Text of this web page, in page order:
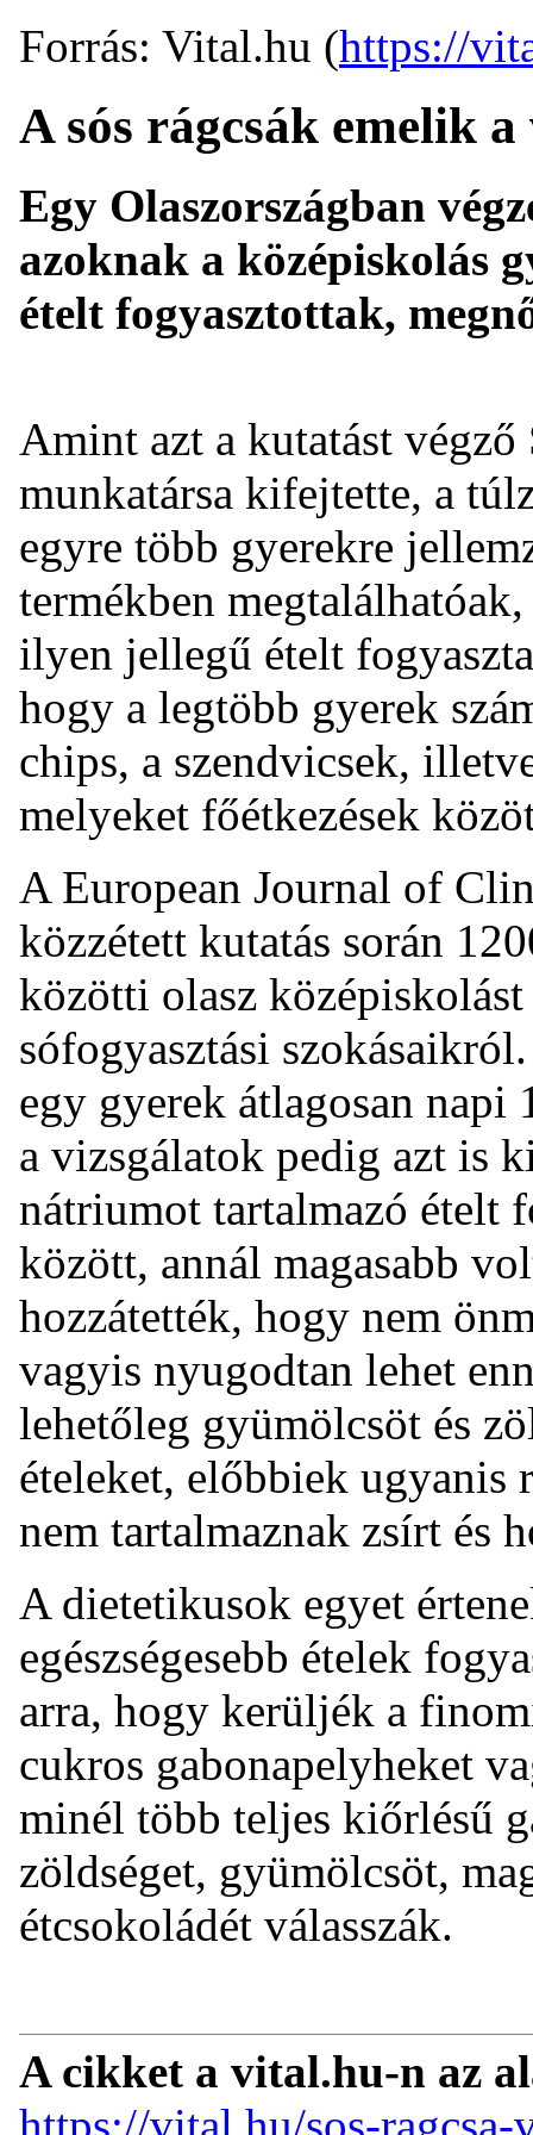
Forrás: Vital.hu (https://
A sós rágcsák emelik
Egy Olaszországban
azoknak a középiskolás
ételt fogyasztottak,
Amint azt a kutatást
munkatársa kifejtette, a
egyre több gyerekre
termékben
ilyen jellegű ételt
hogy a legtöbb gyerek
chips, a szendvicsek,
melyeket főétkezések
A European Journal of
közzétett kutatás során
közötti olasz
sófogyasztási
egy gyerek átlagosan
a vizsgálatok pedig azt is
nátriumot tartalmazó ételt
között, annál magasabb
hozzátették, hogy nem
vagyis nyugodtan lehet
lehetőleg gyümölcsöt és
ételeket, előbbiek ugyanis
nem tartalmaznak zsírt és
A dietetikusok egyet
egészségesebb ételek
arra, hogy kerüljék a
cukros gabonapelyheket
minél több teljes kiőrlésű
zöldséget, gyümölcsöt,
étcsokoládét válasszák.
A cikket a vital.hu-n az
https://vital.hu/sos-ragcsa-